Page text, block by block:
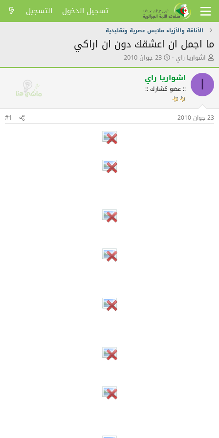
تسجيل الدخول التسجيل
الأناقة والأزياء ملابس عصرية وتقليدية
ما اجمل ان اعشقك دون ان اراكي
ك
ا
ت
ا
م
و
ض
اشواريا راي ت
ا
ر
ي
خ
ل
ش
23 جوان 2010
اشواريا راي
:: عضو مُشارك ::
23 جوان 2010 #1